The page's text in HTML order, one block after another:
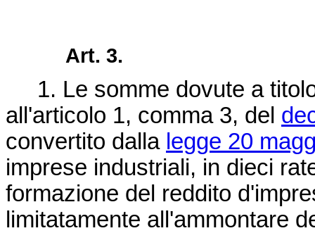
Art. 3.
1. Le somme dovute a
all'articolo 1, comma 3, del
convertito dalla legge 20
imprese industriali, in dieci
formazione del reddito
limitatamente all'ammontare